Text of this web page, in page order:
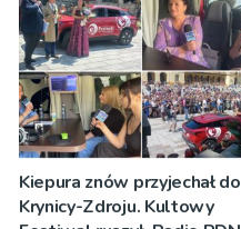
Kiepura znów przyjechał do
Krynicy-Zdroju. Kultowy